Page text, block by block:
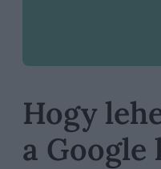
Hogy
a Google